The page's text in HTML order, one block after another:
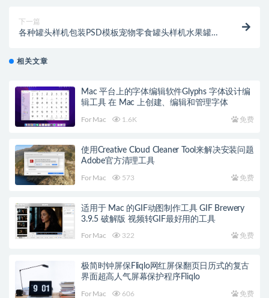
下一篇
各种罐头样机包装PSD模板宠物零食罐头样机水果罐头
相关文章
Mac 平台上的字体编辑软件Glyphs 字体设计编
辑工具 在 Mac 上创建、编辑和管理字体
For Mac 1.6K 免费
使用Creative Cloud Cleaner Tool来解决安装问题
Adobe官方清理工具
For Mac 573 免费
适用于 Mac 的GIF动图制作工具 GIF Brewery
3.9.5 破解版 视频转GIF最好用的工具
For Mac 322 免费
极简时钟屏保Fliqlo网红屏保翻页日历式的复古
界面超高人气屏幕保护程序Fliqlo
For Mac 606 免费